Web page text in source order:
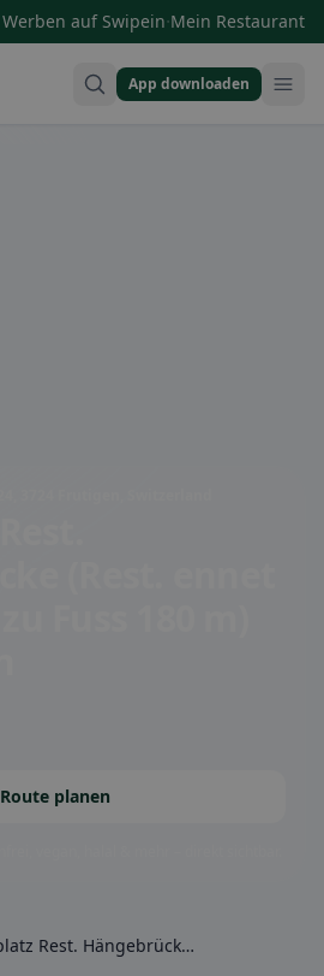
Werben auf Swipein·Mein Restaurant
App downloaden
Route planen
Parkplatz Rest. Hängebrücke (Rest. ennet dem Bach zu Fuss 180 m)